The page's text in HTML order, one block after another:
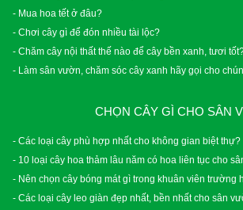
- Mua hoa tết ở đâu?
- Chơi cây gì để đón nhiều tài lộc?
- Chăm cây nội thất thế nào để cây bền xanh, tươi
- Làm sân vườn, chăm sóc cây xanh hãy gọi cho
CHỌN CÂY GÌ CHO SÂN
- Các loại cây phù hợp nhất cho không gian biệt thự?
- 10 loại cây hoa thảm lâu năm có hoa liên tục cho
- Nên chọn cây bóng mát gì trong khuân viên trường
- Các loại cây leo giàn đẹp nhất, bền nhất cho sân